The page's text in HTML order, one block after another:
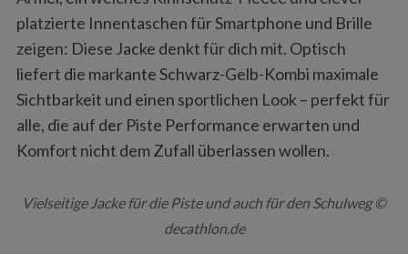
platzierte Innentaschen für Smartphone und Brille
zeigen: Diese Jacke denkt für dich mit. Optisch
liefert die markante Schwarz-Gelb-Kombi maximale
Sichtbarkeit und einen sportlichen Look – perfekt für
alle, die auf der Piste Performance erwarten und
Komfort nicht dem Zufall überlassen wollen.
Vielseitige Jacke für die Piste und auch für den Schulweg ©
decathlon.de